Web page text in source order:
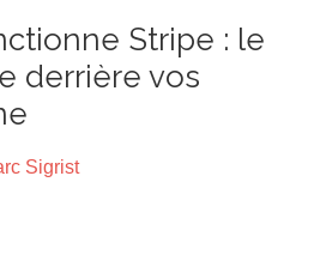
Stripe : le
derrière vos
Sigrist